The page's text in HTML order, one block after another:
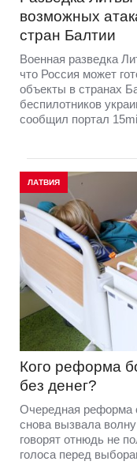
возможных
стран Балтии
Военная разведка
что Россия может
объекты в странах
беспилотников
сообщил портал
ЛАТВИЯ
Кого реформа
без денег?
Очередная реформа
снова вызвала
говорят отнюдь не
голоса перед